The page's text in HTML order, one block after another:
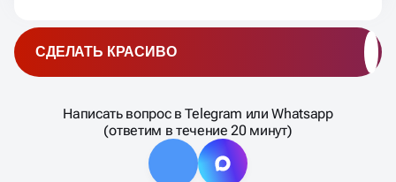
Написать вопрос в Telegram или Whatsapp
(ответим в течение 20 минут)
СДЕЛАТЬ КРАСИВО